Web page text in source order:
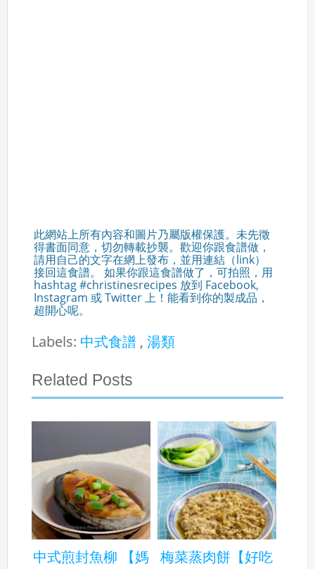
此網站上所有內容和圖片乃屬版權保護。未先徵
得書面同意，切勿轉載抄襲。歡迎你跟食譜做，
請用自己的文字在網上發布，並用連結（link）
接回這食譜。 如果你跟這食譜做了，可拍照，用
hashtag #christinesrecipes 放到 Facebook,
Instagram 或 Twitter 上！能看到你的製成品，
超開心呢。
Labels: 中式食譜 ,湯類
Related Posts
中式煎封魚柳 【媽
梅菜蒸肉餅【好吃